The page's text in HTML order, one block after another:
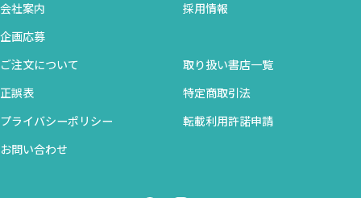
会社案内 採用情報
企画応募
ご注文について 取り扱い書店一覧
正誤表 特定商取引法
プライバシーポリシー 転載利用許諾申請
お問い合わせ